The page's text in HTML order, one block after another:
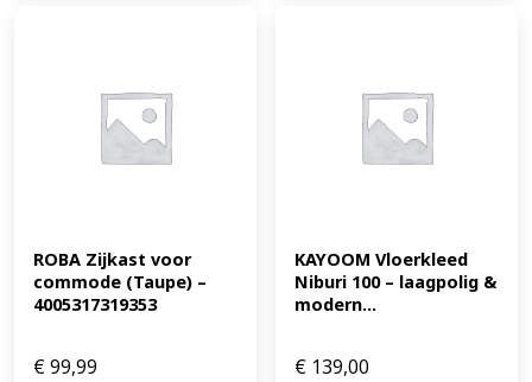
ROBA Zijkast voor
commode (Taupe) –
4005317319353
€99,99
KAYOOM Vloerkleed
Niburi 100 – laagpolig &
modern...
€ 139,00